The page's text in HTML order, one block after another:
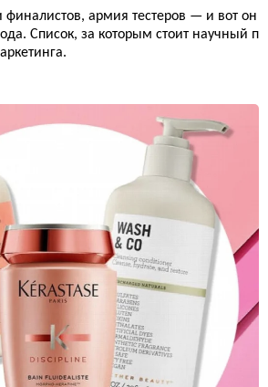
финалистов, армия тестеров — и вот он
Список, за которым стоит научный п